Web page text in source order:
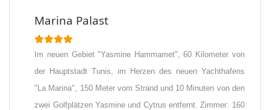
Marina Palast
Im neuen Gebiet "Yasmine Hammamet", 60 Kilometer von
der Hauptstadt Tunis, im Herzen des neuen Yachthafens
"La Marina", 150 Meter vom Strand und 10 Minuten von den
zwei Golfplätzen Yasmine und Cytrus entfernt. Zimmer: 160